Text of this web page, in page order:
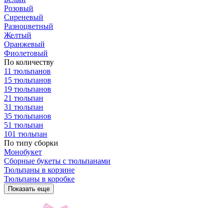
Розовый
Сиреневый
Разноцветный
Желтый
Оранжевый
Фиолетовый
По количеству
11 тюльпанов
15 тюльпанов
19 тюльпанов
21 тюльпан
31 тюльпан
35 тюльпанов
51 тюльпан
101 тюльпан
По типу сборки
Монобукет
Сборные букеты с тюльпанами
Тюльпаны в корзине
Тюльпаны в коробке
Показать еще